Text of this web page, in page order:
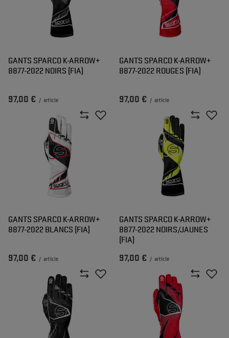
GANTS SPARCO K-ARROW+
8877-2022 NOIRS (FIA)
97,00 € / article
GANTS SPARCO K-ARROW+
8877-2022 ROUGES (FIA)
97,00 € / article
GANTS SPARCO K-ARROW+
8877-2022 BLANCS (FIA)
97,00 € / article
GANTS SPARCO K-ARROW+
8877-2022 NOIRS/JAUNES
(FIA)
97,00 € / article